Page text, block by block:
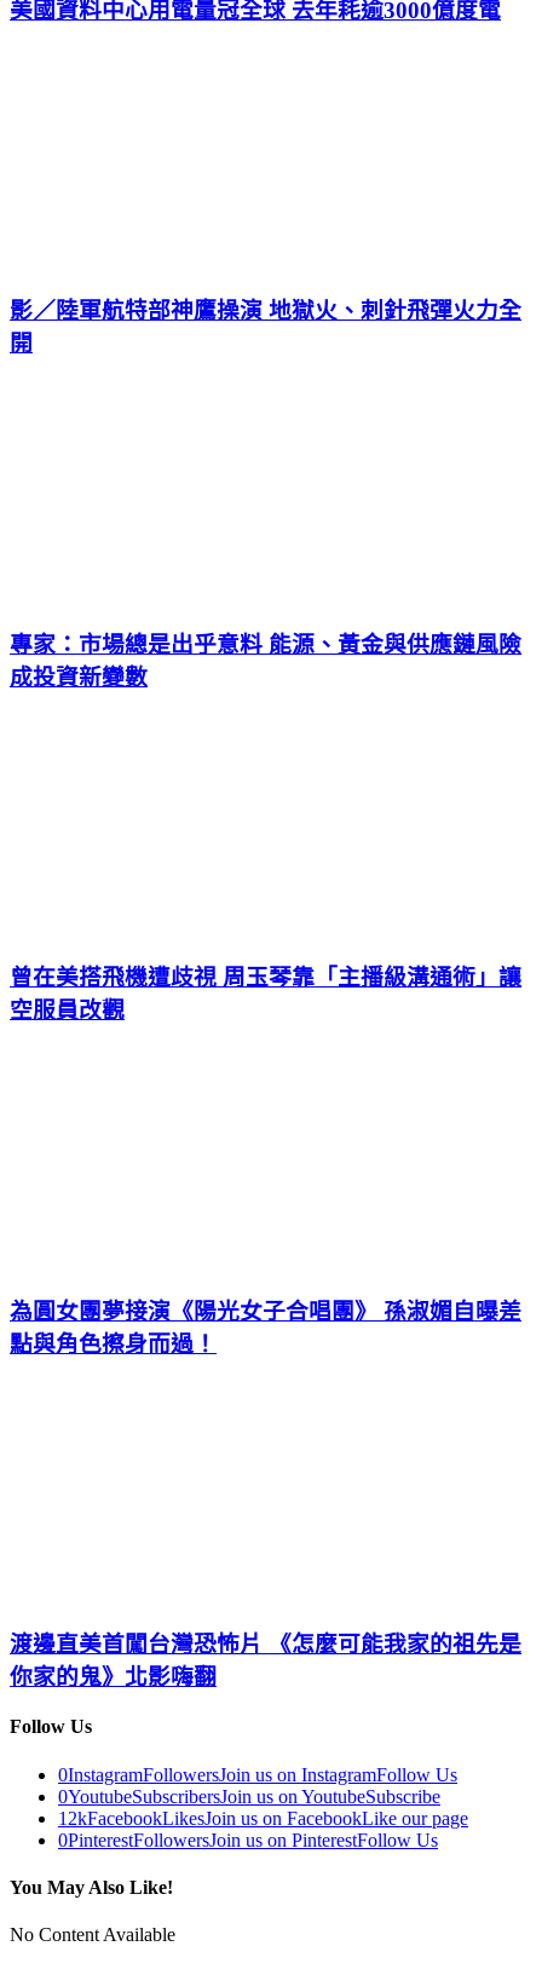
美國資料中心用電量冠全球 去年耗逾3000億度電
影／陸軍航特部神鷹操演 地獄火、刺針飛彈火力全
開
專家：市場總是出乎意料 能源、黃金與供應鏈風險
成投資新變數
曾在美搭飛機遭歧視 周玉琴靠「主播級溝通術」讓
空服員改觀
為圓女團夢接演《陽光女子合唱團》 孫淑媚自曝差
點與角色擦身而過！
渡邊直美首闖台灣恐怖片 《怎麼可能我家的祖先是
你家的鬼》北影嗨翻
Follow Us
0InstagramFollowersJoin us on InstagramFollow Us
0YoutubeSubscribersJoin us on YoutubeSubscribe
12kFacebookLikesJoin us on FacebookLike our page
0PinterestFollowersJoin us on PinterestFollow Us
You May Also Like!
No Content Available